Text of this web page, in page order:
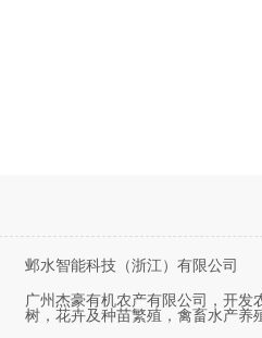
邺水智能科技（浙江）有限公司
广州杰豪有机农产有限公司，开发
树，花卉及种苗繁殖，禽畜水产养